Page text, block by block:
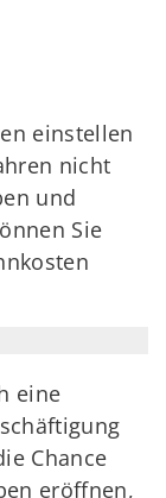
einstellen
nicht
und
Sie
eine
Chance
eröffnen,